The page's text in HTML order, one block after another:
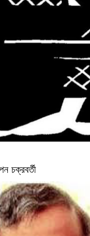
চক্রবর্তী